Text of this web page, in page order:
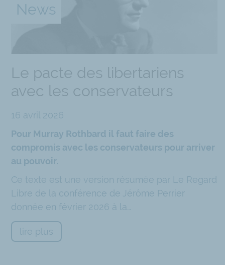
Chatbot
de
News
Le pacte des libertariens
avec les conservateurs
16 avril 2026
Pour Murray Rothbard il faut faire des
compromis avec les conservateurs pour arriver
au pouvoir.
Ce texte est une version résumée par Le Regard
Libre de la conférence de Jérôme Perrier
donnée en février 2026 à la…
lire plus